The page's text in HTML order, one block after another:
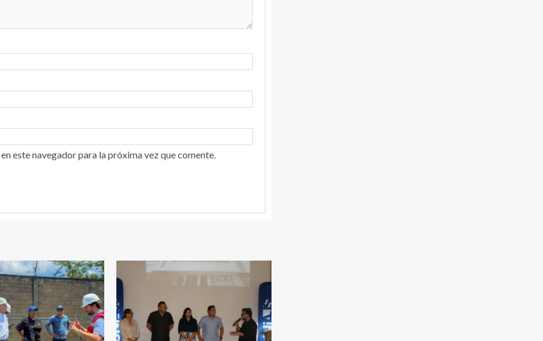
este navegador para la próxima vez que comente.